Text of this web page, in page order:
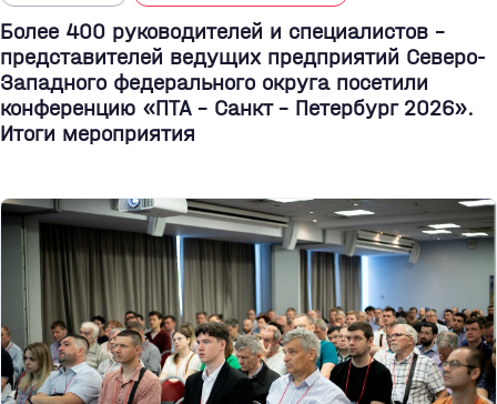
Более 400 руководителей и специалистов –
представителей ведущих предприятий Северо-
Западного федерального округа посетили
конференцию «ПТА – Санкт - Петербург 2026».
Итоги мероприятия